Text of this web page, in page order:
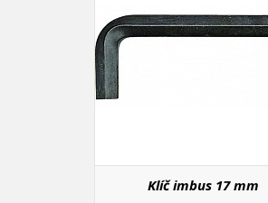
Klíč imbus 17 mm